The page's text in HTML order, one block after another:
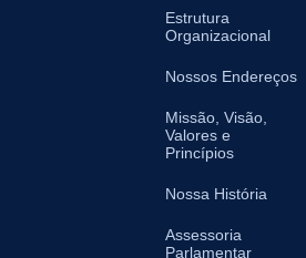
Estrutura
Organizacional
Nossos Endereços
Missão, Visão,
Valores e
Princípios
Nossa História
Assessoria
Parlamentar